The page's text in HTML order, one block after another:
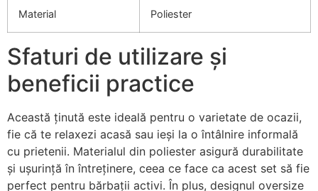
Material Poliester
Sfaturi de utilizare și
beneficii practice
Această ținută este ideală pentru o varietate de ocazii,
fie că te relaxezi acasă sau ieși la o întâlnire informală
cu prietenii. Materialul din poliester asigură durabilitate
și ușurință în întreținere, ceea ce face ca acest set să fie
perfect pentru bărbații activi. În plus, designul oversize